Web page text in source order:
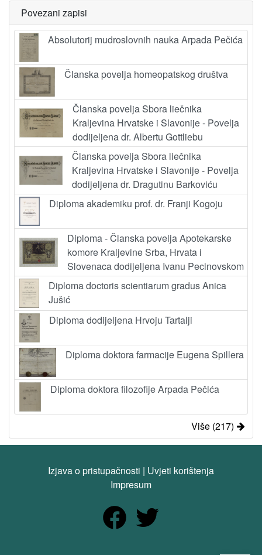
Povezani zapisi
Absolutorij mudroslovnih nauka Arpada Pečića
Članska povelja homeopatskog društva
Članska povelja Sbora liečnika
Kraljevina Hrvatske i Slavonije - Povelja
dodijeljena dr. Albertu Gottliebu
Članska povelja Sbora liečnika
Kraljevina Hrvatske i Slavonije - Povelja
dodijeljena dr. Dragutinu Barkoviću
Diploma akademiku prof. dr. Franji Kogoju
Diploma - Članska povelja Apotekarske
komore Kraljevine Srba, Hrvata i
Slovenaca dodijeljena Ivanu Pecinovskom
Diploma doctoris scientiarum gradus Anica
Jušić
Diploma dodijeljena Hrvoju Tartalji
Diploma doktora farmacije Eugena Spillera
Diploma doktora filozofije Arpada Pečića
Više (217)
Izjava o pristupačnosti | Uvjeti korištenja
Impresum